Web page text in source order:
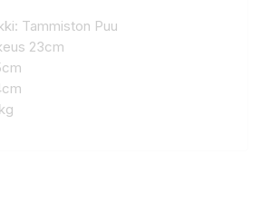
Tammiston Puu
23cm